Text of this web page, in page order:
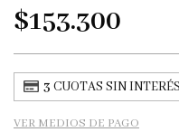
$153.300
3 CUOTAS SIN
VER MEDIOS DE PAGO